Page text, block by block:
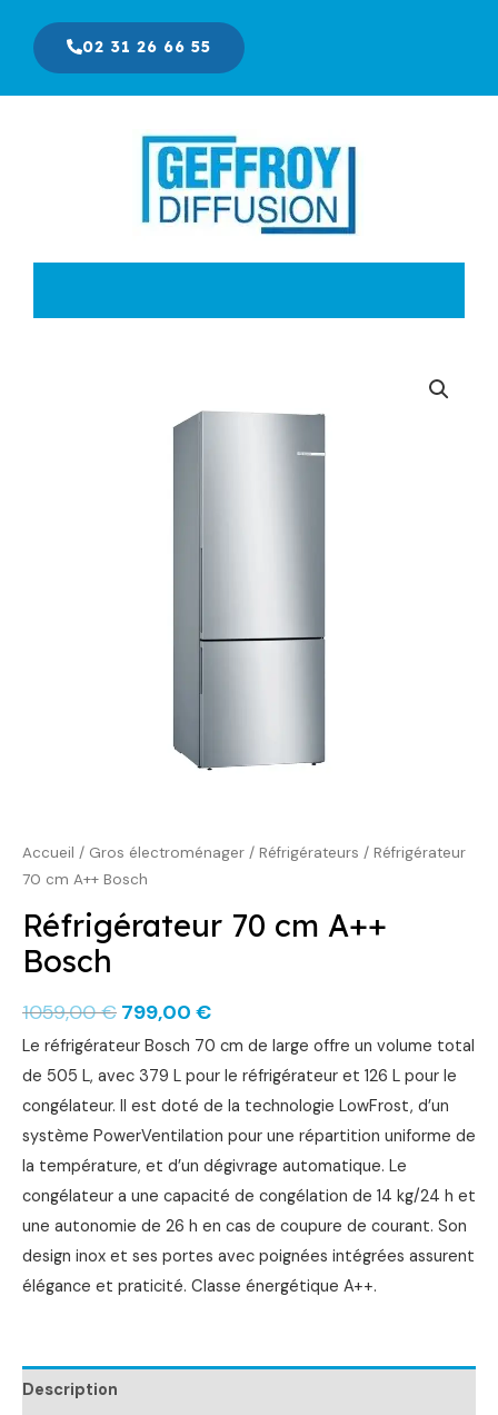
contenu
02 31 26 66 55
Accueil / Gros électroménager / Réfrigérateurs / Réfrigérateur
70 cm A++ Bosch
Réfrigérateur 70 cm A++
Bosch
1059,00€ 799,00 €
prix
Le réfrigérateur Bosch 70 cm de large offre un volume total
de 505 L, avec 379 L pour le réfrigérateur et 126 L pour le
congélateur. Il est doté de la technologie LowFrost, d’un
système PowerVentilation pour une répartition uniforme de
la température, et d’un dégivrage automatique. Le
congélateur a une capacité de congélation de 14 kg/24 h et
une autonomie de 26 h en cas de coupure de courant. Son
design inox et ses portes avec poignées intégrées assurent
élégance et praticité. Classe énergétique A++.
Description